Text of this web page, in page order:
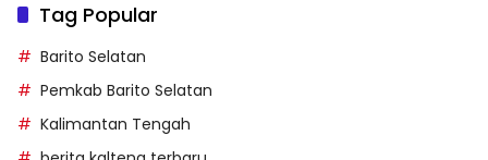
Tag Popular
Barito Selatan
Pemkab Barito Selatan
Kalimantan Tengah